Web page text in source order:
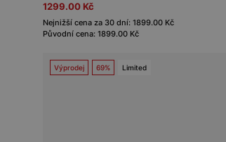
1299.00 Kč
Nejnižší cena za 30 dní: 1899.00 Kč
Původní cena: 1899.00 Kč
Výprodej 69% Limited